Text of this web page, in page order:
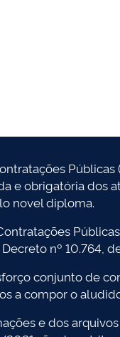
Públicas
e obrigatória dos
novel diploma.
nº 10.764,
conjunto de
a compor o
e dos